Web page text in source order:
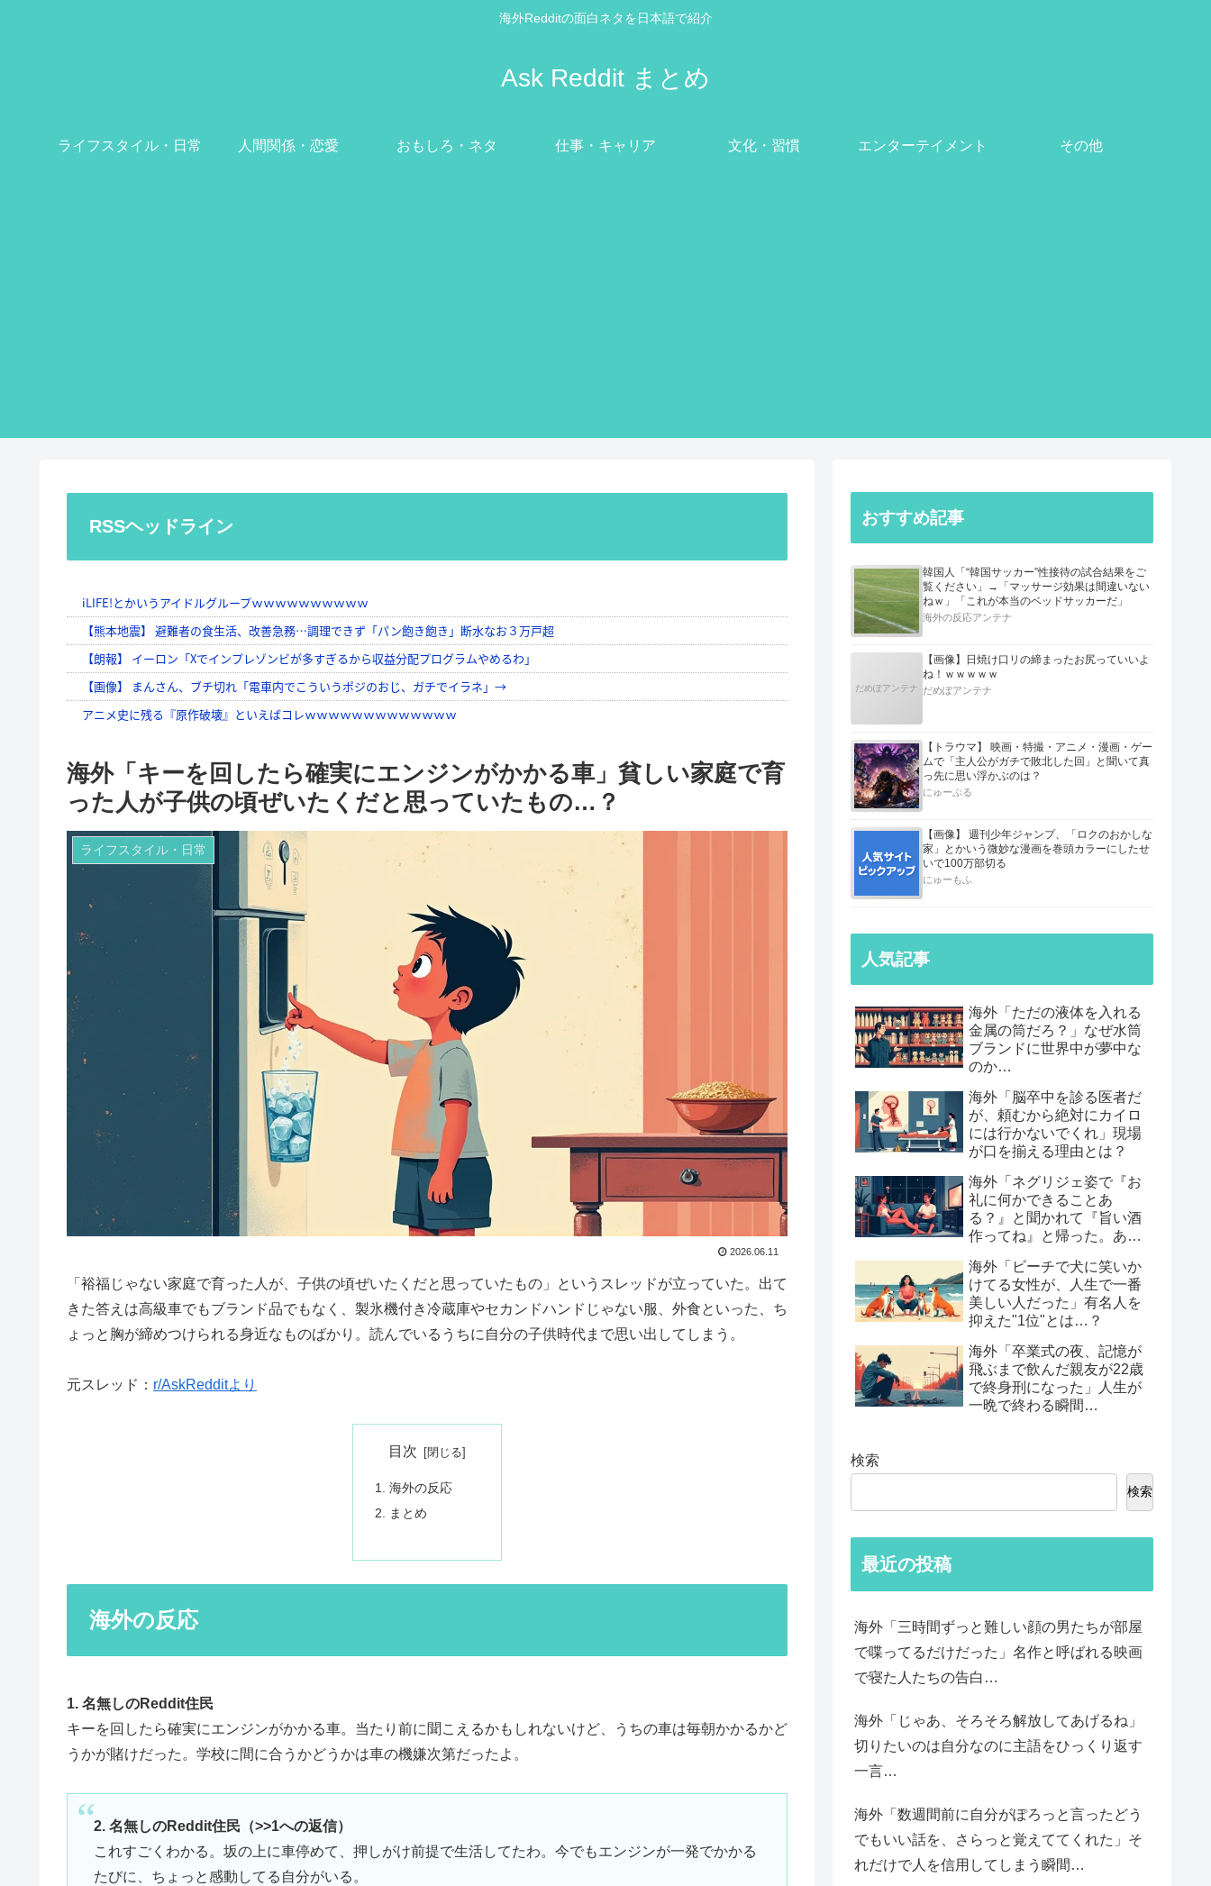
海外Redditの面白ネタを日本語で紹介
Ask Reddit まとめ
ライフスタイル・日常 人間関係・恋愛 おもしろ・ネタ 仕事・キャリア 文化・習慣 エンターテイメント その他
RSSヘッドライン
海外「キーを回したら確実にエンジンがかかる車」貧しい家庭で育
った人が子供の頃ぜいたくだと思っていたもの…？
ライフスタイル・日常
2026.06.11
「裕福じゃない家庭で育った人が、子供の頃ぜいたくだと思っていたもの」というスレッドが立っていた。出て
きた答えは高級車でもブランド品でもなく、製氷機付き冷蔵庫やセカンドハンドじゃない服、外食といった、ち
ょっと胸が締めつけられる身近なものばかり。読んでいるうちに自分の子供時代まで思い出してしまう。
元スレッド： r/AskRedditより
目次
海外の反応
まとめ
海外の反応
1. 名無しのReddit住民
キーを回したら確実にエンジンがかかる車。当たり前に聞こえるかもしれないけど、うちの車は毎朝かかるかど
うかが賭けだった。学校に間に合うかどうかは車の機嫌次第だったよ。
2. 名無しのReddit住民（>>1への返信）
これすごくわかる。坂の上に車停めて、押しがけ前提で生活してたわ。今でもエンジンが一発でかかる
たびに、ちょっと感動してる自分がいる。
おすすめ記事
韓国人「“韓国サッカー”性接待の試合結果をご
覧ください」→「マッサージ効果は間違いない
ねｗ」「これが本当のベッドサッカーだ」
海外の反応アンテナ
だめぽアンテナ
【画像】日焼け口リの締まったお尻っていいよ
ね！ｗｗｗｗｗ
だめぽアンテナ
【トラウマ】 映画・特撮・アニメ・漫画・ゲー
ムで「主人公がガチで敗北した回」と聞いて真
っ先に思い浮かぶのは？
にゅーぷる
【画像】 週刊少年ジャンプ、「ロクのおかしな
家」とかいう微妙な漫画を巻頭カラーにしたせ
いで100万部切る
にゅーもふ
人気記事
海外「ただの液体を入れる
金属の筒だろ？」なぜ水筒
ブランドに世界中が夢中な
のか…
海外「脳卒中を診る医者だ
が、頼むから絶対にカイロ
には行かないでくれ」現場
が口を揃える理由とは？
海外「ネグリジェ姿で『お
礼に何かできることあ
る？』と聞かれて『旨い酒
作ってね』と帰った。あれ
る男たちの後悔談…
海外「ビーチで犬に笑いか
けてる女性が、人生で一番
美しい人だった」有名人を
抑えた"1位"とは…？
海外「卒業式の夜、記憶が
飛ぶまで飲んだ親友が22歳
で終身刑になった」人生が
一晩で終わる瞬間…
検索
検索
最近の投稿
海外「三時間ずっと難しい顔の男たちが部屋
で喋ってるだけだった」名作と呼ばれる映画
で寝た人たちの告白…
海外「じゃあ、そろそろ解放してあげるね」
切りたいのは自分なのに主語をひっくり返す
一言…
海外「数週間前に自分がぽろっと言ったどう
でもいい話を、さらっと覚えててくれた」そ
れだけで人を信用してしまう瞬間…